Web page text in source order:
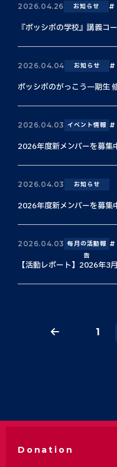
2026.04.26 お知らせ
『ポッシボの学校』講義コ
2026.04.04 お知らせ
ポッシボのがっこう一期生
2026.04.03 イベント情報
2026年度新メンバーを募集
2026.04.03 お知らせ
2026年度新メンバーを募集
2026.04.03 毎月の活動報
告
【活動レポート】2026年3月
1
Donation